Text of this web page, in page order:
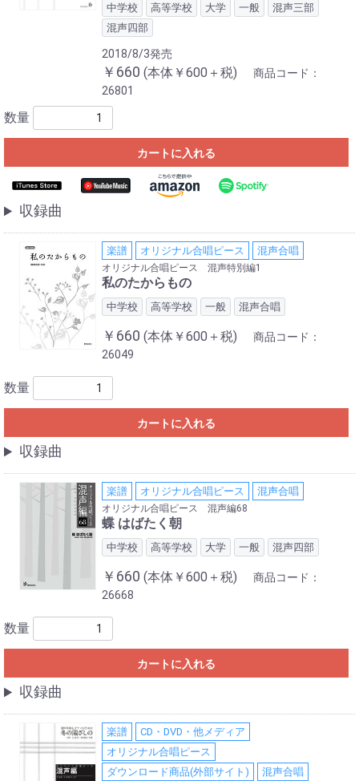
中学校 高等学校 大学 一般
混声三部
混声四部
2018/8/3発売
￥660 (本体￥600＋税)
商品コード：
26801
数量
カートに入れる
収録曲
楽譜 オリジナル合唱ピース 混声合唱
オリジナル合唱ピース 混声特別編1
私のたからもの
中学校 高等学校 一般 混声合唱
￥660 (本体￥600＋税)
商品コード：
26049
数量
カートに入れる
収録曲
楽譜 オリジナル合唱ピース 混声合唱
オリジナル合唱ピース 混声編68
蝶 はばたく朝
中学校 高等学校 大学 一般 混声四部
￥660 (本体￥600＋税)
商品コード：
26668
数量
カートに入れる
収録曲
楽譜
CD・DVD・他メディア
オリジナル合唱ピース
ダウンロード商品(外部サイト)
混声合唱